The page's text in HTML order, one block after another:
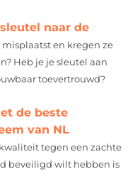
naar de
en kregen ze
Heb je je sleutel aan
toevertrouwd?
de beste
van NL
tegen een zachte
beveiligd wilt hebben is